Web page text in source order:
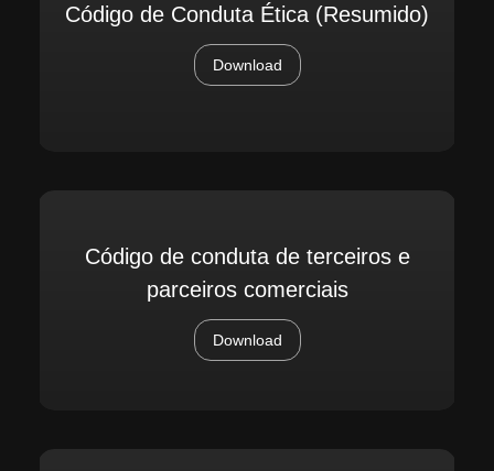
Código de Conduta Ética (Resumido)
Download
Código de conduta de terceiros e
parceiros comerciais
Download